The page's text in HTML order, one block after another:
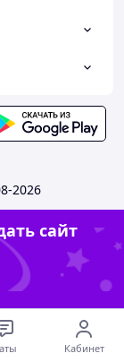
2026
сайт
Кабинет